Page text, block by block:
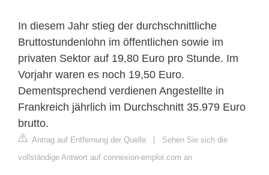
In diesem Jahr stieg der durchschnittliche
Bruttostundenlohn im öffentlichen sowie im
privaten Sektor auf 19,80 Euro pro Stunde. Im
Vorjahr waren es noch 19,50 Euro.
Dementsprechend verdienen Angestellte in
Frankreich jährlich im Durchschnitt 35.979 Euro
brutto.
Antrag auf Entfernung der Quelle | Sehen Sie sich die
vollständige Antwort auf connexion-emploi.com an